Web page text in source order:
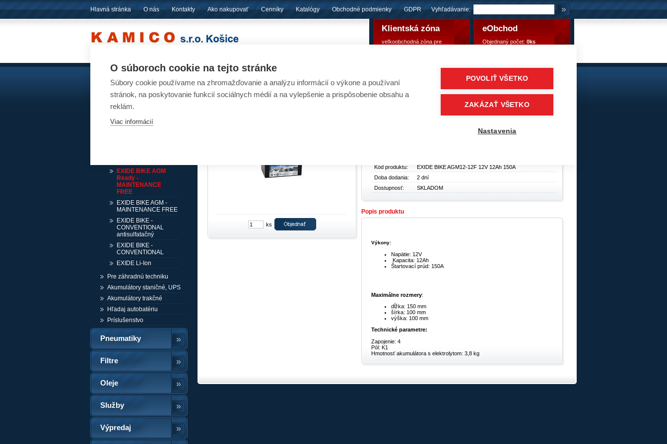
Hlavná stránka O nás Kontakty Ako nakupovať Cenníky Katalógy Obchodné podmienky GDPR Vyhľadávanie:
eObchod
Objednaný počet: 0ks
Klientská zóna
veľkoobchodná zóna pre
Akumulátory
Pre osobné automobily
Pre karavany, lode, stroje
EXIDE BIKE AGM
Ready -
MAINTENANCE
FREE
EXIDE BIKE AGM -
MAINTENANCE FREE
EXIDE BIKE -
CONVENTIONAL
antisulfatačný
EXIDE BIKE -
CONVENTIONAL
EXIDE Li-Ion
Pre záhradnú techniku
Akumulátory staničné, UPS
Akumulátory trakčné
Hľadaj autobatériu
Príslušenstvo
Pneumatiky
Filtre
Oleje
Služby
Výpredaj
Akumulátory - EXIDE BIKE AGM12-12F 12V 12Ah 150A
Akumulátory Pre motocykle, štvorkolky, snežné skútre EXIDE BIKE AGM Ready - MAINTENANCE FREE
ks
Kód produktu:
EXIDE BIKE AGM12-12F 12V 12Ah 150A
Doba dodania:
2 dní
Dostupnosť:
SKLADOM
Popis produktu
Výkony:
Napätie: 12V
Kapacita: 12Ah
Štartovací prúd: 150A
Maximálne rozmery:
dĺžka: 150 mm
šírka: 100 mm
výška: 100 mm
Technické parametre:
Zapojenie: 4
Pól: K1
Hmotnosť akumulátora s elektrolytom: 3,8 kg
O súboroch cookie na tejto stránke
Súbory cookie používame na zhromažďovanie a analýzu informácií o výkone a používaní
stránok, na poskytovanie funkcií sociálnych médií a na vylepšenie a prispôsobenie obsahu a
reklám.
Viac informácií
POVOLIŤ VŠETKO
ZAKÁZAŤ VŠETKO
Nastavenia